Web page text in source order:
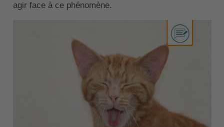
agir face à ce phénomène.